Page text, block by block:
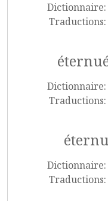
Dictionnaire:
Traductions:
Dictionnaire:
Traductions:
Dictionnaire:
Traductions: